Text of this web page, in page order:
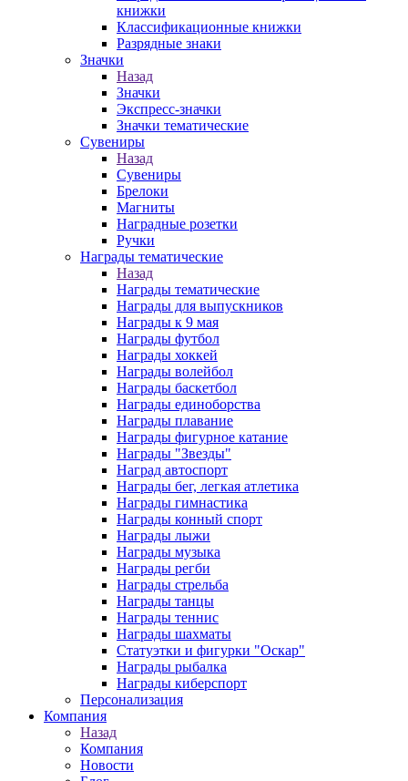
книжки
Классификационные книжки
Разрядные знаки
Значки
Назад
Значки
Экспресс-значки
Значки тематические
Сувениры
Назад
Сувениры
Брелоки
Магниты
Наградные розетки
Ручки
Награды тематические
Назад
Награды тематические
Награды для выпускников
Награды к 9 мая
Награды футбол
Награды хоккей
Награды волейбол
Награды баскетбол
Награды единоборства
Награды плавание
Награды фигурное катание
Награды "Звезды"
Наград автоспорт
Награды бег, легкая атлетика
Награды гимнастика
Награды конный спорт
Награды лыжи
Награды музыка
Награды регби
Награды стрельба
Награды танцы
Награды теннис
Награды шахматы
Статуэтки и фигурки "Оскар"
Награды рыбалка
Награды киберспорт
Персонализация
Компания
Назад
Компания
Новости